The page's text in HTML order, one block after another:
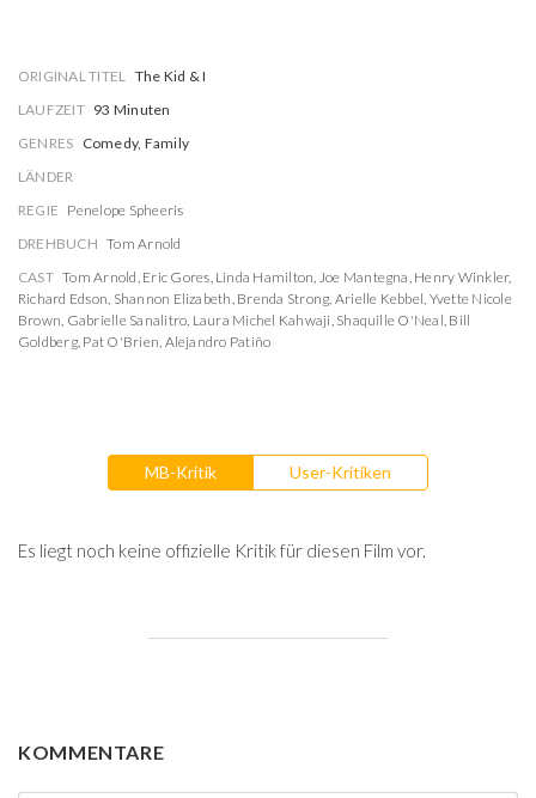
ORIGINAL TITEL The Kid & I
LAUFZEIT 93 Minuten
GENRES Comedy, Family
LÄNDER
REGIE Penelope Spheeris
DREHBUCH Tom Arnold
CAST Tom Arnold, Eric Gores, Linda Hamilton, Joe Mantegna, Henry Winkler,
Richard Edson, Shannon Elizabeth, Brenda Strong, Arielle Kebbel, Yvette Nicole
Brown, Gabrielle Sanalitro, Laura Michel Kahwaji, Shaquille O'Neal, Bill
Goldberg, Pat O'Brien, Alejandro Patiño
MB-Kritik User-Kritiken
Es liegt noch keine offizielle Kritik für diesen Film vor.
KOMMENTARE